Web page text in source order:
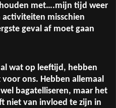
met….mijn tijd weer
misschien
geval af moet gaan
wat op leeftijd, hebben
ons. Hebben allemaal
bagatelliseren, maar het
niet van invloed te zijn in